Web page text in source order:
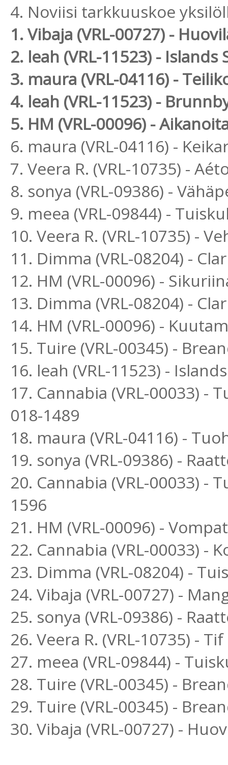
4. Noviisi tarkkuuskoe
1. Vibaja (VRL-00727) -
2. leah (VRL-11523) -
3. maura (VRL-04116) -
4. leah (VRL-11523) -
5. HM (VRL-00096) -
6. maura (VRL-04116) -
7. Veera R. (VRL-10735) -
8. sonya (VRL-09386) -
9. meea (VRL-09844) -
10. Veera R. (VRL-10735) -
11. Dimma (VRL-08204) -
12. HM (VRL-00096) -
13. Dimma (VRL-08204) -
14. HM (VRL-00096) -
15. Tuire (VRL-00345) -
16. leah (VRL-11523) -
17. Cannabia (VRL-00033) -
018-1489
18. maura (VRL-04116) -
19. sonya (VRL-09386) -
20. Cannabia (VRL-00033) -
1596
21. HM (VRL-00096) -
22. Cannabia (VRL-00033) -
23. Dimma (VRL-08204) -
24. Vibaja (VRL-00727) -
25. sonya (VRL-09386) -
26. Veera R. (VRL-10735) -
27. meea (VRL-09844) -
28. Tuire (VRL-00345) -
29. Tuire (VRL-00345) -
30. Vibaja (VRL-00727) -